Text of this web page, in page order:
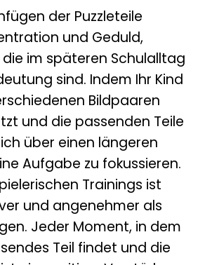
der Puzzleteile
und Geduld,
im späteren Schulalltag
sind. Indem Ihr Kind
Bildpaaren
und die passenden Teile
über einen längeren
Aufgabe zu fokussieren.
Trainings ist
und angenehmer als
Jeder Moment, in dem
Teil findet und die